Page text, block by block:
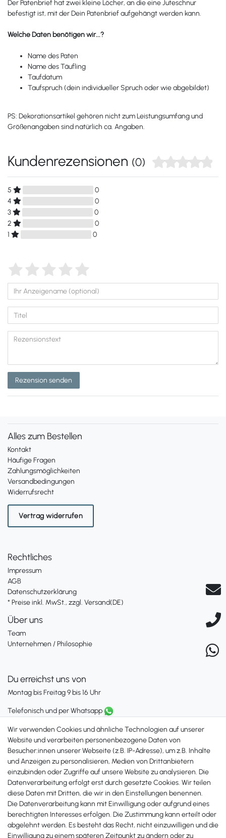
Der Patenbrief hat zwei kleine Löcher, an die eine Juteschnur
befestigt ist, mit der Dein Patenbrief aufgehängt werden kann.
Welche Daten benötigen wir...?
Name des Paten
Name des Täufling
Taufdatum
Taufspruch (dein individueller Spruch oder wie abgebildet)
PS: Dekorationsartikel gehören nicht zum Leistungsumfang und
Größenangaben sind natürlich ca. Angaben.
Kundenrezensionen (0)
5
0
4
0
3
0
2
0
1
0
Rezension senden
Alles zum Bestellen
Kontakt
Häufige Fragen
Zahlungsmöglichkeiten
Versandbedingungen
Widerrufsrecht
Vertrag widerrufen
Rechtliches
Impressum
AGB
Datenschutzerklärung
* Preise inkl. MwSt., zzgl. Versand(DE)
Über uns
Team
Unternehmen / Philosophie
Du erreichst uns von
Montag bis Freitag 9 bis 16 Uhr
Telefonisch und per Whatsapp
+49 561 287 907 84
Zahlungsmöglichkeiten
Wir verwenden Cookies und ähnliche Technologien auf unserer
Website und verarbeiten personenbezogene Daten von
Besucher:innen unserer Webseite (z.B. IP-Adresse), um z.B. Inhalte
und Anzeigen zu personalisieren, Medien von Drittanbietern
einzubinden oder Zugriffe auf unsere Website zu analysieren. Die
Datenverarbeitung erfolgt erst durch gesetzte Cookies. Wir teilen
diese Daten mit Dritten, die wir in den Einstellungen benennen.
Die Datenverarbeitung kann mit Einwilligung oder aufgrund eines
berechtigten Interesses erfolgen. Die Zustimmung kann erteilt oder
abgelehnt werden. Es besteht das Recht, nicht einzuwilligen und die
Einwilligung zu einem späteren Zeitpunkt zu ändern oder zu